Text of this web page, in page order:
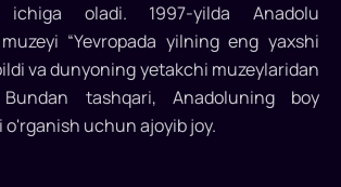
oladi. 1997-yilda Anadolu
“Yevropada yilning eng yaxshi
va dunyoning yetakchi muzeylaridan
tashqari, Anadoluning boy
uchun ajoyib joy.